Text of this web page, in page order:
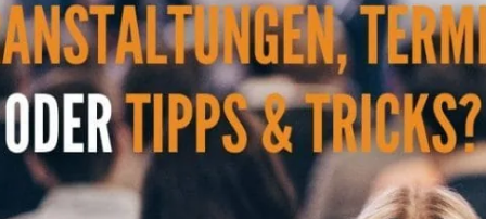
Startseite» Entdecken Sie die neuen Funktionen
Entdecken Sie die neuen
Funktionen
11. Juni 2013byCAD
Die Autodesk-Versionen 2014 sind ab sofort erhältlich.